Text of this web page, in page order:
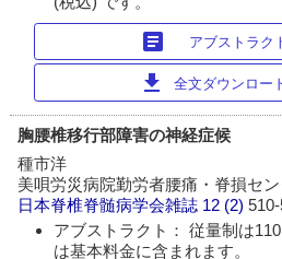
article アブストラク
download 全文ダウンロー
胸腰椎移行部障害の神経症候
種市洋
美唄労災病院勤労者腰痛・脊損セ
日本脊椎脊髄病学会雑誌 12 (2)
アブストラクト： 従量制は
は基本料金に含まれます。